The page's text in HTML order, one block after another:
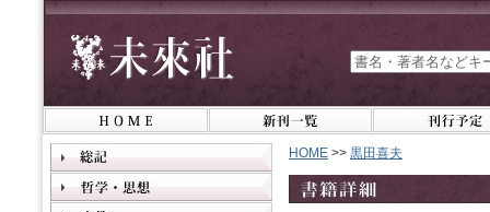
HOME >> 黒田喜夫